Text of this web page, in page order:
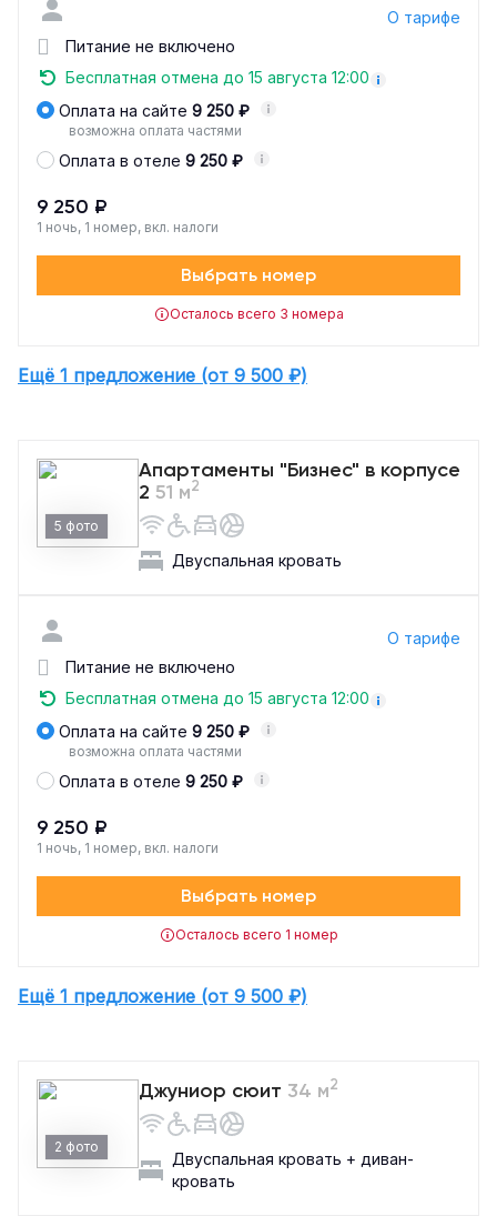
О тарифе
Питание не включено
Бесплатная отмена до 15 августа 12:00
Оплата на сайте 9 250 ₽
возможна оплата частями
Оплата в отеле 9 250 ₽
9 250 ₽
1 ночь, 1 номер, вкл. налоги
Выбрать номер
Осталось всего 3 номера
Ещё 1 предложение (от 9 500 ₽)
5 фото
Апартаменты "Бизнес" в корпусе
2 51 м2
Двуспальная кровать
О тарифе
Питание не включено
Бесплатная отмена до 15 августа 12:00
Оплата на сайте 9 250 ₽
возможна оплата частями
Оплата в отеле 9 250 ₽
9 250 ₽
1 ночь, 1 номер, вкл. налоги
Выбрать номер
Осталось всего 1 номер
Ещё 1 предложение (от 9 500 ₽)
2 фото
Джуниор сюит 34 м2
Двуспальная кровать + диван-
кровать